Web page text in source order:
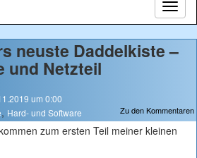
neuste Daddelkiste –
und Netzteil
um 0:00
Zu den Kommentaren
, Hard- und Software
zum ersten Teil meiner kleinen